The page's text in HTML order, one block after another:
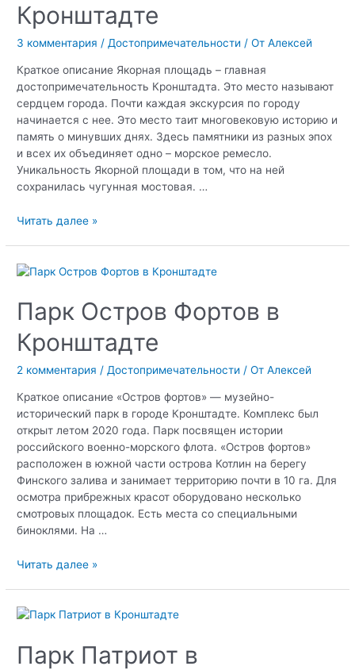
Кронштадте
3 комментария /Достопримечательности / ОтАлексей
Краткое описание Якорная площадь – главная
достопримечательность Кронштадта. Это место называют
сердцем города. Почти каждая экскурсия по городу
начинается с нее. Это место таит многовековую историю и
память о минувших днях. Здесь памятники из разных эпох
и всех их объединяет одно – морское ремесло.
Уникальность Якорной площади в том, что на ней
сохранилась чугунная мостовая. …
Якорная
Кронштадте
Читать далее »
Парк Остров Фортов в
Кронштадте
2 комментария / Достопримечательности / ОтАлексей
Краткое описание «Остров фортов» — музейно-
исторический парк в городе Кронштадте. Комплекс был
открыт летом 2020 года. Парк посвящен истории
российского военно-морского флота. «Остров фортов»
расположен в южной части острова Котлин на берегу
Финского залива и занимает территорию почти в 10 га. Для
осмотра прибрежных красот оборудовано несколько
смотровых площадок. Есть места со специальными
биноклями. На …
Парк
в
Читать далее »
Парк Патриот в